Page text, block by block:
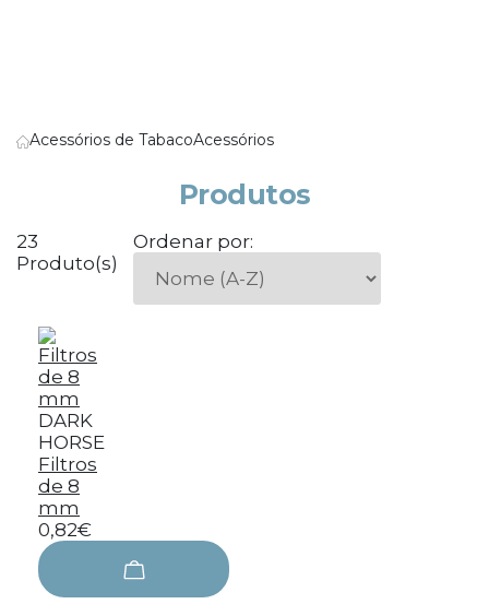
Acessórios de TabacoAcessórios
Produtos
23
Produto(s)
Ordenar por:
DARK
HORSE
Filtros
de 8
mm
0,82€